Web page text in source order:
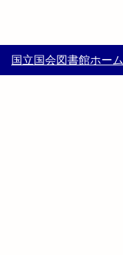
国立国会図書館ホーム